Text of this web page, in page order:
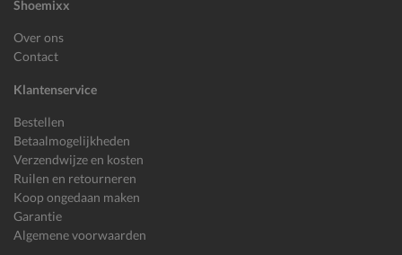
Shoemixx
Over ons
Contact
Klantenservice
Bestellen
Betaalmogelijkheden
Verzendwijze en kosten
Ruilen en retourneren
Koop ongedaan maken
Garantie
Algemene voorwaarden